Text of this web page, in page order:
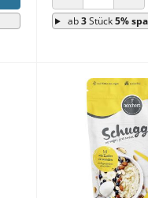
ANZAHL
ab3Stück5%